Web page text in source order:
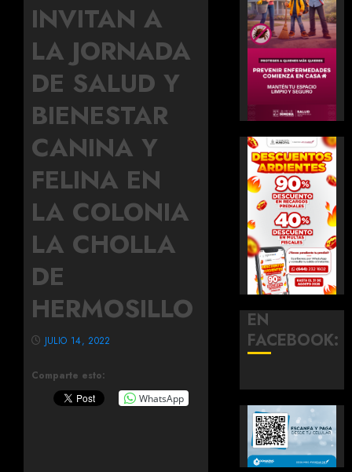
INVITAN A
LA JORNADA
DE SALUD Y
BIENESTAR
CANINA Y
FELINA EN
LA COLONIA
LA CHOLLA
DE
HERMOSILLO
Comparte esto:
WhatsApp
JULIO 14, 2022
EN
FACEBOOK: